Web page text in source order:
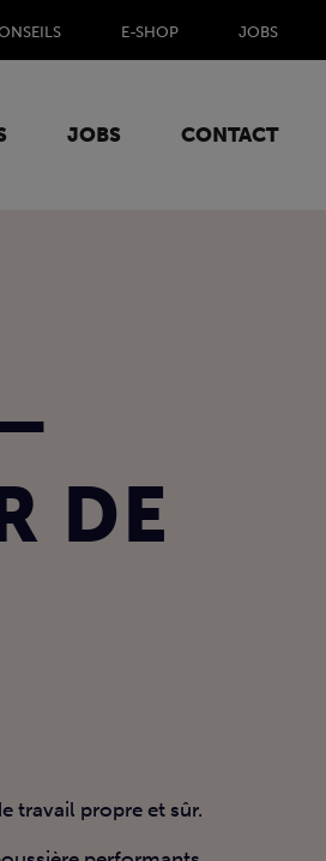
E-SHOP JOBS
JOBS CONTACT
DE
travail propre et sûr.